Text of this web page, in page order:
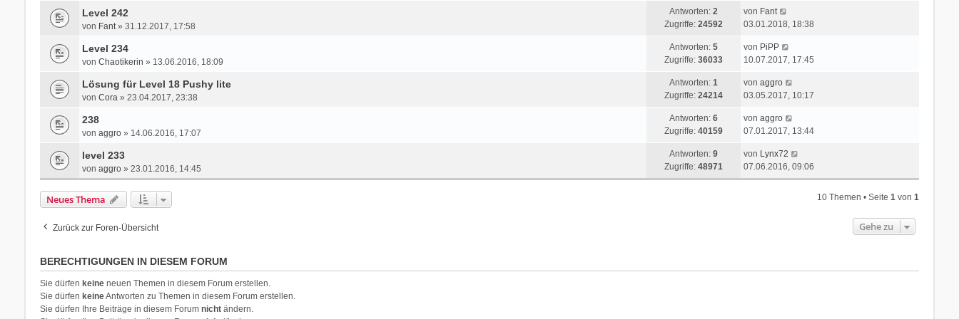
r
a
i
r
a
r
B
i
r
a
z
t
r
B
i
r
a
Level 242
von Fant» 31.12.2017, 17:58
Antworten: 2
Zugriffe: 24592
L
e
z
t
r
B
i
r
a
g
von Fant
03.01.2018, 18:38
Level 234
von Chaotikerin » 13.06.2016, 18:09
Antworten: 5
Zugriffe: 36033
L
e
z
t
r
B
i
von PiPP
10.07.2017, 17:45
Lösung für Level 18 Pushy lite
von Cora » 23.04.2017, 23:38
Antworten: 1
Zugriffe: 24214
L
e
z
t
r
B
von aggro
03.05.2017, 10:17
238
von aggro» 14.06.2016, 17:07
Antworten: 6
Zugriffe: 40159
L
e
z
t
e
a
von aggro
07.01.2017, 13:44
level 233
von aggro» 23.01.2016, 14:45
Antworten: 9
Zugriffe: 48971
L
e
t
von Lynx72
07.06.2016, 09:06
Neues Thema 10 Themen • Seite1 von1
Zurück zur Foren-Übersicht Gehe zu
BERECHTIGUNGEN IN DIESEM FORUM
Sie dürfen keineneuen Themen in diesem Forum erstellen.
Sie dürfen keineAntworten zu Themen in diesem Forum erstellen.
Sie dürfen Ihre Beiträge in diesem Forum nichtändern.